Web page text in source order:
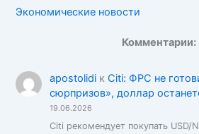
Экономические новости
Комментарии:
apostolidiк Citi: ФРС не
сюрпризов», доллар
19.06.2026
Citi рекомендует покупать USD/